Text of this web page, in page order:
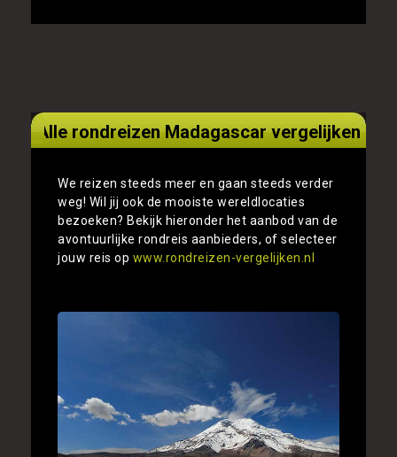
Alle rondreizen Madagascar vergelijken
We reizen steeds meer en gaan steeds verder
weg! Wil jij ook de mooiste wereldlocaties
bezoeken? Bekijk hieronder het aanbod van de
avontuurlijke rondreis aanbieders, of selecteer
jouw reis op www.rondreizen-vergelijken.nl